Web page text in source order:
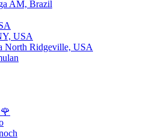
AM, Brazil
USA
North Ridgeville, USA
🌹